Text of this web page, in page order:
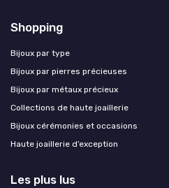
Shopping
Bijoux par type
Bijoux par pierres précieuses
Bijoux par métaux précieux
Collections de haute joaillerie
Bijoux cérémonies et occasions
Haute joaillerie d’exception
Les plus lus